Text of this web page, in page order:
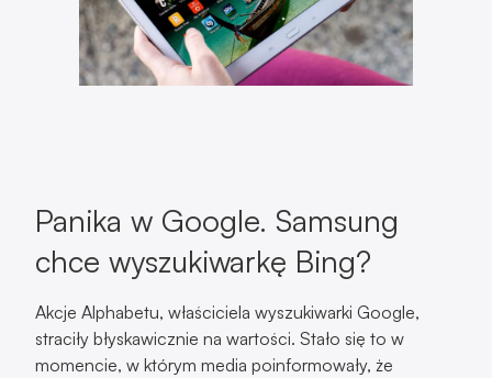
Panika w Google. Samsung
chce wyszukiwarkę Bing?
Akcje Alphabetu, właściciela wyszukiwarki Google,
straciły błyskawicznie na wartości. Stało się to w
momencie, w którym media poinformowały, że